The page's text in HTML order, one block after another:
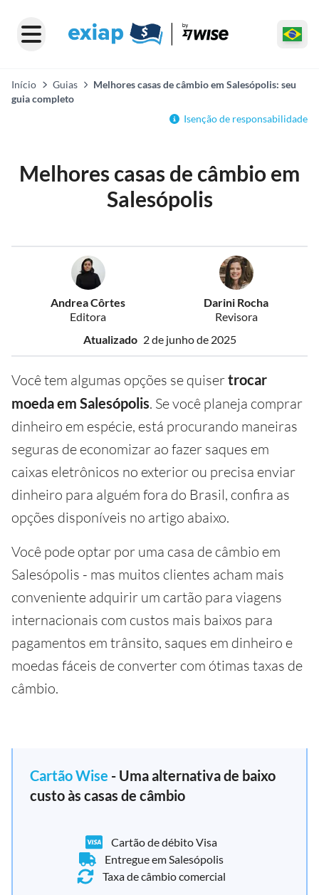
Início Guias
Melhores casas de câmbio em Salesópolis: seu
guia completo
Isenção de responsabilidade
Melhores casas de câmbio em
Salesópolis
Andrea Côrtes
Editora
Darini Rocha
Revisora
Atualizado 2 de junho de 2025
Você tem algumas opções se quisertrocar
moeda em Salesópolis. Se você planeja comprar
dinheiro em espécie, está procurando maneiras
seguras de economizar ao fazer saques em
caixas eletrônicos no exterior ou precisa enviar
dinheiro para alguém fora do Brasil, confira as
opções disponíveis no artigo abaixo.
Você pode optar por uma casa de câmbio em
Salesópolis - mas muitos clientes acham mais
conveniente adquirir um cartão para viagens
internacionais com custos mais baixos para
pagamentos em trânsito, saques em dinheiro e
moedas fáceis de converter com ótimas taxas de
câmbio.
Cartão Wise - Uma alternativa de baixo
custo às casas de câmbio
Cartão de débito Visa
Entregue em Salesópolis
Taxa de câmbio comercial